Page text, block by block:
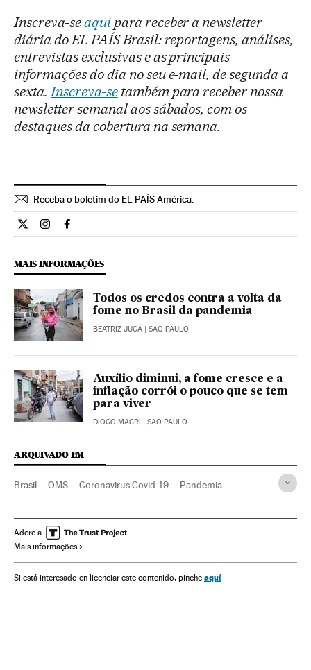
Inscreva-seaquipara receber a newsletter
diária do EL PAÍS Brasil: reportagens, análises,
entrevistas exclusivas e as principais
informações do dia no seu e-mail, de segunda a
sexta. Inscreva-setambém para receber nossa
newsletter semanal aos sábados, com os
destaques da cobertura na semana.
Receba o boletim do EL PAÍS América.
Economia El País Brasil en Twitter
Economia El País Brasil en Instagram
Economia El País Brasil en Facebook
MAIS INFORMAÇÕES
Todos os credos contra a volta da
fome no Brasil da pandemia
BEATRIZ JUCÁ | SÃO PAULO
Auxílio diminui, a fome cresce e a
inflação corrói o pouco que se tem
para viver
DIOGO MAGRI | SÃO PAULO
ARQUIVADO EM
Brasil OMS Coronavirus Covid-19 Pandemia
Economia Fome CEPAL
Desigualdade econômica
América Latina Revista Forbes Pobreza Carlos Slim
Adere a
Mais informações
Si está interesado en licenciar este contenido, pinche aquí